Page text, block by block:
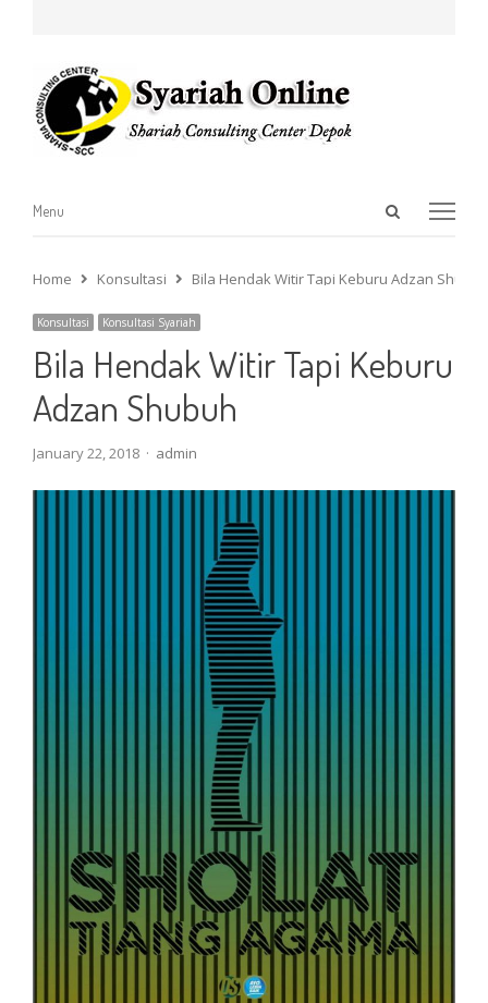
Open
Menu
Menu
Home Konsultasi Bila Hendak Witir Tapi Keburu Adzan Shubuh
Konsultasi Konsultasi Syariah
Bila Hendak Witir Tapi Keburu
Adzan Shubuh
January 22, 2018 Author
admin